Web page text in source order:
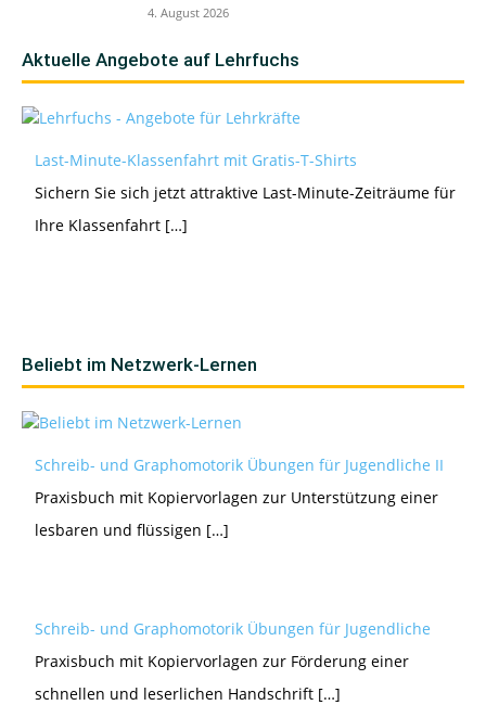
4. August 2026
Aktuelle Angebote auf Lehrfuchs
Last-Minute-Klassenfahrt mit Gratis-T-Shirts
Sichern Sie sich jetzt attraktive Last-Minute-Zeiträume für
Ihre Klassenfahrt […]
Beliebt im Netzwerk-Lernen
Schreib- und Graphomotorik Übungen für Jugendliche II
Praxisbuch mit Kopiervorlagen zur Unterstützung einer
lesbaren und flüssigen […]
Schreib- und Graphomotorik Übungen für Jugendliche
Praxisbuch mit Kopiervorlagen zur Förderung einer
schnellen und leserlichen Handschrift […]